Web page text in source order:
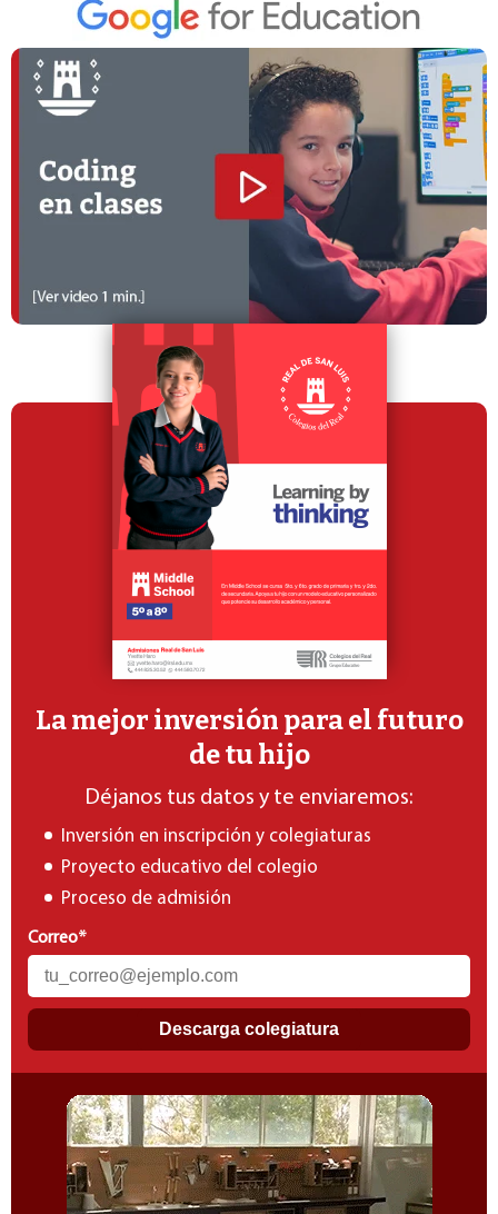
La mejor inversión para el futuro
de tu hijo
Déjanos tus datos y te enviaremos:
Inversión en inscripción y colegiaturas
Proyecto educativo del colegio
Proceso de admisión
Correo*